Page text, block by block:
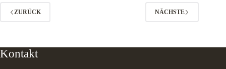
ZURÜCK NÄCHSTE
Kontakt